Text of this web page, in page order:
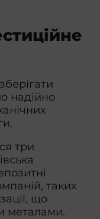
надійно
три
таких
що
металами.